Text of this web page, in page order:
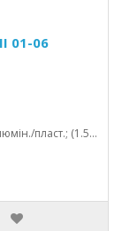
01-06
Примітка: з/без конд.; акпп/мкпп; 345x370x32; алюмін./пласт.; (1.5 dci/1.9 dti)